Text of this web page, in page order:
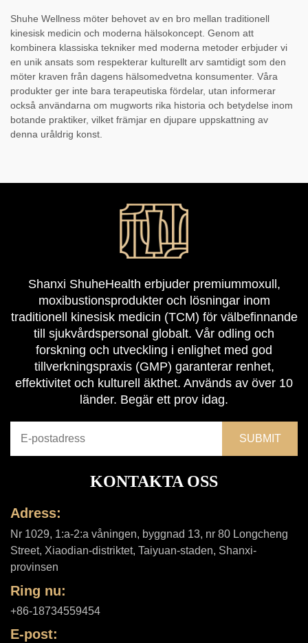
Shuhe Wellness möter behovet av en bro mellan traditionell
kinesisk medicin och moderna hälsokoncept. Genom att
kombinera klassiska tekniker med moderna metoder erbjuder vi
en unik ansats som respekterar kulturellt arv samtidigt som den
möter kraven från dagens hälsomedvetna konsumenter. Våra
produkter ger inte bara terapeutiska fördelar, utan informerar
också användarna om mugworts rika historia och betydelse inom
botande praktiker, vilket främjar en djupare uppskattning av
denna uråldrig konst.
Shanxi ShuheHealth erbjuder premiummoxull,
moxibustionsprodukter och lösningar inom
traditionell kinesisk medicin (TCM) för välbefinnande
till sjukvårdspersonal globalt. Vår odling och
forskning och utveckling i enlighet med god
tillverkningspraxis (GMP) garanterar renhet,
effektivitet och kulturell äkthet. Används av över 10
länder. Begär ett prov idag.
KONTAKTA OSS
Adress:
Nr 1029, 1:a-2:a våningen, byggnad 13, nr 80 Longcheng
Street, Xiaodian-distriktet, Taiyuan-staden, Shanxi-
provinsen
Ring nu:
+86-18734559454
E-post: